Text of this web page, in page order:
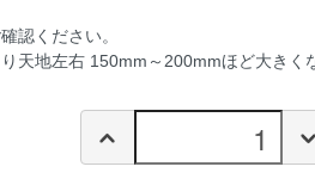
認ください。
天地左右 150mm～200mmほど大きく